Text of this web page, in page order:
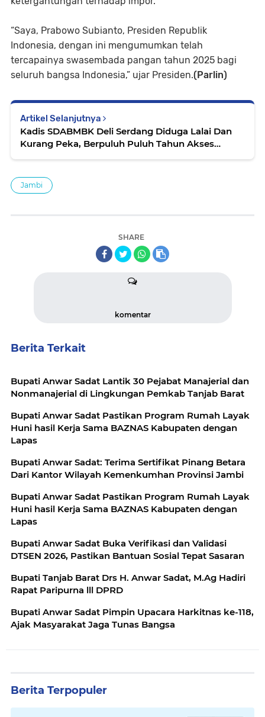
“Saya, Prabowo Subianto, Presiden Republik
Indonesia, dengan ini mengumumkan telah
tercapainya swasembada pangan tahun 2025 bagi
seluruh bangsa Indonesia,” ujar Presiden.(Parlin)
Artikel Selanjutnya
Kadis SDABMBK Deli Serdang Diduga Lalai Dan
Kurang Peka, Berpuluh Puluh Tahun Akses
Jambi
SHARE
komentar
Berita Terkait
Bupati Anwar Sadat Lantik 30 Pejabat Manajerial dan
Nonmanajerial di Lingkungan Pemkab Tanjab Barat
Bupati Anwar Sadat Pastikan Program Rumah Layak
Huni hasil Kerja Sama BAZNAS Kabupaten dengan
Lapas
Bupati Anwar Sadat: Terima Sertifikat Pinang Betara
Dari Kantor Wilayah Kemenkumhan Provinsi Jambi
Bupati Anwar Sadat Pastikan Program Rumah Layak
Huni hasil Kerja Sama BAZNAS Kabupaten dengan
Lapas
Bupati Anwar Sadat Buka Verifikasi dan Validasi
DTSEN 2026, Pastikan Bantuan Sosial Tepat Sasaran
Bupati Tanjab Barat Drs H. Anwar Sadat, M.Ag Hadiri
Rapat Paripurna lll DPRD
Bupati Anwar Sadat Pimpin Upacara Harkitnas ke-118,
Ajak Masyarakat Jaga Tunas Bangsa
Berita Terpopuler